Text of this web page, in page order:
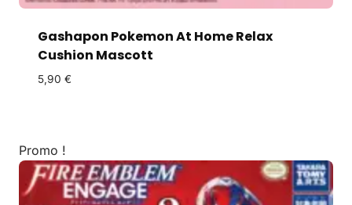
Gashapon Pokemon At Home Relax
Cushion Mascott
5,90 €
Promo !